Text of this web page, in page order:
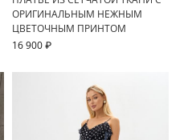
ОРИГИНАЛЬНЫМ НЕЖНЫМ
ЦВЕТОЧНЫМ ПРИНТОМ
16 900 ₽